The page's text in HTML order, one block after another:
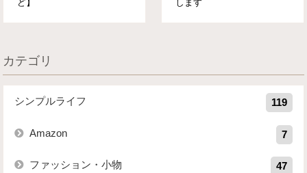
ど】 します
カテゴリ
シンプルライフ 119
Amazon 7
ファッション・小物 47